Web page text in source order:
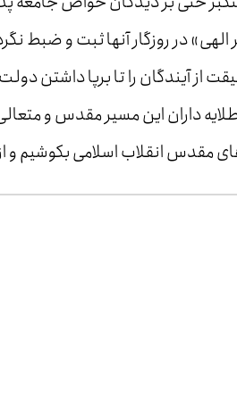
در روزگار آنها ثبت و ضبط
از آیندگان را تا برپا داشتن
داران این مسیر مقدس و
مقدس انقلاب اسلامی بکوشیم و